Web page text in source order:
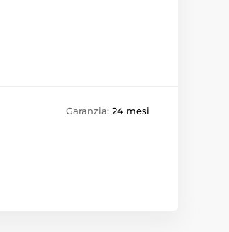
Garanzia: 24 mesi